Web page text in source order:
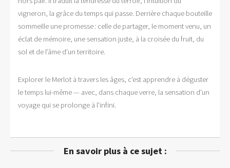
vigneron, la grâce du temps qui passe. Derrière chaque bouteille
sommeille une promesse : celle de partager, le moment venu, un
éclat de mémoire, une sensation juste, à la croisée du fruit, du
sol et de l’âme d’un territoire.
Explorer le Merlot à travers les âges, c’est apprendre à déguster
le temps lui-même — avec, dans chaque verre, la sensation d’un
voyage qui se prolonge à l’infini.
En savoir plus à ce sujet :